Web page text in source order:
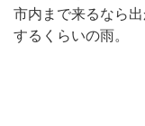
市内まで来るなら
するくらいの雨。